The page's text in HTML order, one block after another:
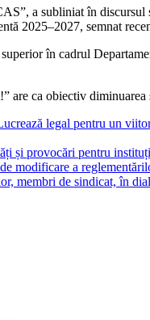
a subli­niat în
2025–2027, semnat
în cadrul
are ca obiectiv
legal pentru un
și provocări pentru
modificare a
membri de sindicat, în